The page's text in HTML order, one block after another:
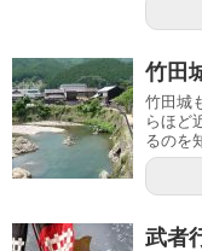
竹田
竹田城
らほど
るのを
武者